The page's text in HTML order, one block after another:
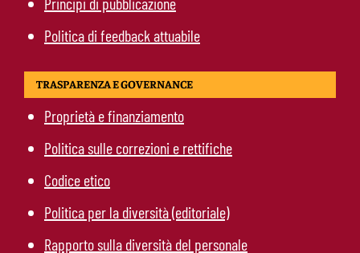
Politica di feedback attuabile
TRASPARENZA E GOVERNANCE
Proprietà e finanziamento
Politica sulle correzioni e rettifiche
Codice etico
Politica per la diversità (editoriale)
Rapporto sulla diversità del personale